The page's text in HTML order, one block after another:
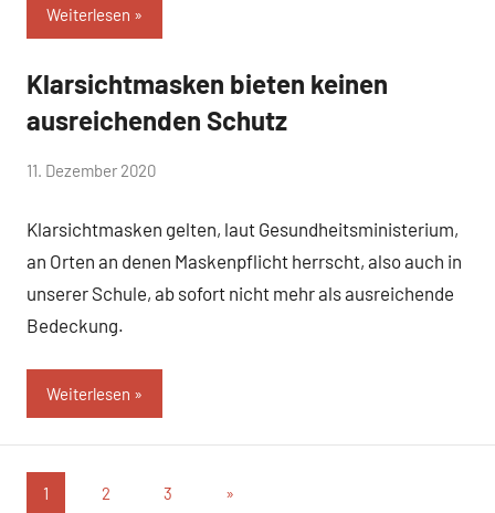
Weiterlesen
Allgemein
Klarsichtmasken bieten keinen
ausreichenden Schutz
von
Peißenberg
11. Dezember 2020
Klarsichtmasken gelten, laut Gesundheitsministerium,
an Orten an denen Maskenpflicht herrscht, also auch in
unserer Schule, ab sofort nicht mehr als ausreichende
Bedeckung.
Weiterlesen
Seitennummerierung
1 2 3
Nächste
»